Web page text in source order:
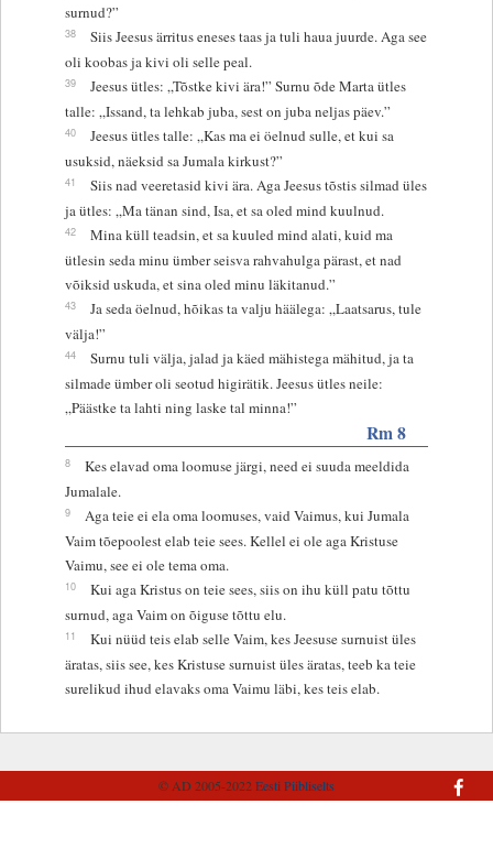
surnud?”
38
Siis Jeesus ärritus eneses taas ja tuli haua juurde. Aga see
oli koobas ja kivi oli selle peal.
39
Jeesus ütles: „Tõstke kivi ära!” Surnu õde Marta ütles
talle: „Issand, ta lehkab juba, sest on juba neljas päev.”
40
Jeesus ütles talle: „Kas ma ei öelnud sulle, et kui sa
usuksid, näeksid sa Jumala kirkust?”
41
Siis nad veeretasid kivi ära. Aga Jeesus tõstis silmad üles
ja ütles: „Ma tänan sind, Isa, et sa oled mind kuulnud.
42
Mina küll teadsin, et sa kuuled mind alati, kuid ma
ütlesin seda minu ümber seisva rahvahulga pärast, et nad
võiksid uskuda, et sina oled minu läkitanud.”
43
Ja seda öelnud, hõikas ta valju häälega: „Laatsarus, tule
välja!”
44
Surnu tuli välja, jalad ja käed mähistega mähitud, ja ta
silmade ümber oli seotud higirätik. Jeesus ütles neile:
„Päästke ta lahti ning laske tal minna!”
Rm 8
8
Kes elavad oma loomuse järgi, need ei suuda meeldida
Jumalale.
9
Aga teie ei ela oma loomuses, vaid Vaimus, kui Jumala
Vaim tõepoolest elab teie sees. Kellel ei ole aga Kristuse
Vaimu, see ei ole tema oma.
10
Kui aga Kristus on teie sees, siis on ihu küll patu tõttu
surnud, aga Vaim on õiguse tõttu elu.
11
Kui nüüd teis elab selle Vaim, kes Jeesuse surnuist üles
äratas, siis see, kes Kristuse surnuist üles äratas, teeb ka teie
surelikud ihud elavaks oma Vaimu läbi, kes teis elab.
© AD 2005-2022Eesti Piibliselts